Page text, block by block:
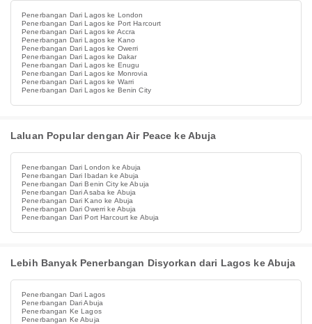
Penerbangan Dari Lagos ke London
Penerbangan Dari Lagos ke Port Harcourt
Penerbangan Dari Lagos ke Accra
Penerbangan Dari Lagos ke Kano
Penerbangan Dari Lagos ke Owerri
Penerbangan Dari Lagos ke Dakar
Penerbangan Dari Lagos ke Enugu
Penerbangan Dari Lagos ke Monrovia
Penerbangan Dari Lagos ke Warri
Penerbangan Dari Lagos ke Benin City
Laluan Popular dengan Air Peace ke Abuja
Penerbangan Dari London ke Abuja
Penerbangan Dari Ibadan ke Abuja
Penerbangan Dari Benin City ke Abuja
Penerbangan Dari Asaba ke Abuja
Penerbangan Dari Kano ke Abuja
Penerbangan Dari Owerri ke Abuja
Penerbangan Dari Port Harcourt ke Abuja
Lebih Banyak Penerbangan Disyorkan dari Lagos ke Abuja
Penerbangan Dari Lagos
Penerbangan Dari Abuja
Penerbangan Ke Lagos
Penerbangan Ke Abuja